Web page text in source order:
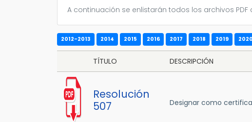
A continuación se enlistarán todos los archivos
2012-2013 2014 2015 2016 2017 2018 2019 2020
TÍTULO DESCRIPCIÓN
Resolución
507
Designar como